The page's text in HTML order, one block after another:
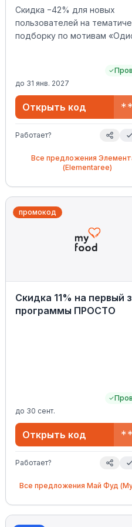
используйте один и тот же
уникальный промокод во
ваших размещениях и не
Скидка −42% для новых
пользователей на
подборку по мотивам
до 31 янв. 2027
Открыть код
Работает?
Все предложения
(Elementaree)
промокод
Скидка 11% на первый
программы ПРОСТО
до 30 сент.
Открыть код
Работает?
Все предложения Май Фуд